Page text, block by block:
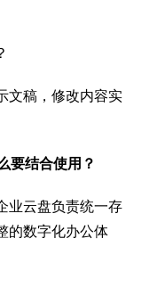
文稿，修改内容实
要结合使用？
业云盘负责统一存
的数字化办公体